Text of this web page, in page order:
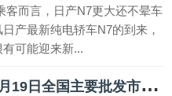
客而言，日产N7更大还不晕车
产最新纯电轿车N7的到来，
可能迎来新...
2
025年4月19日全国主要批发市场白皮鸡蛋价格行情